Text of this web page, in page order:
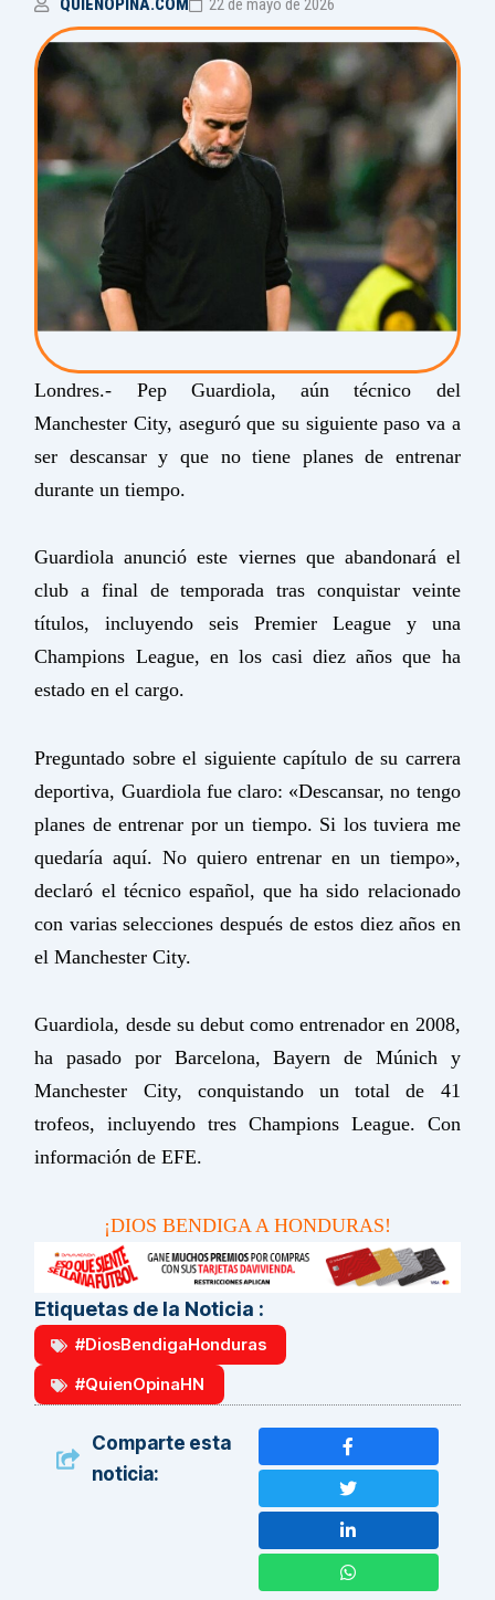
Londres.- Pep Guardiola, aún técnico del
Manchester City, aseguró que su siguiente paso va a
ser descansar y que no tiene planes de entrenar
durante un tiempo.
Guardiola anunció este viernes que abandonará el
club a final de temporada tras conquistar veinte
títulos, incluyendo seis Premier League y una
Champions League, en los casi diez años que ha
estado en el cargo.
Preguntado sobre el siguiente capítulo de su carrera
deportiva, Guardiola fue claro: «Descansar, no tengo
planes de entrenar por un tiempo. Si los tuviera me
quedaría aquí. No quiero entrenar en un tiempo»,
declaró el técnico español, que ha sido relacionado
con varias selecciones después de estos diez años en
el Manchester City.
Guardiola, desde su debut como entrenador en 2008,
ha pasado por Barcelona, Bayern de Múnich y
Manchester City, conquistando un total de 41
trofeos, incluyendo tres Champions League. Con
información de EFE.
¡DIOS BENDIGA A HONDURAS!
Etiquetas de la Noticia :
#DiosBendigaHonduras
#QuienOpinaHN
Comparte esta
noticia: